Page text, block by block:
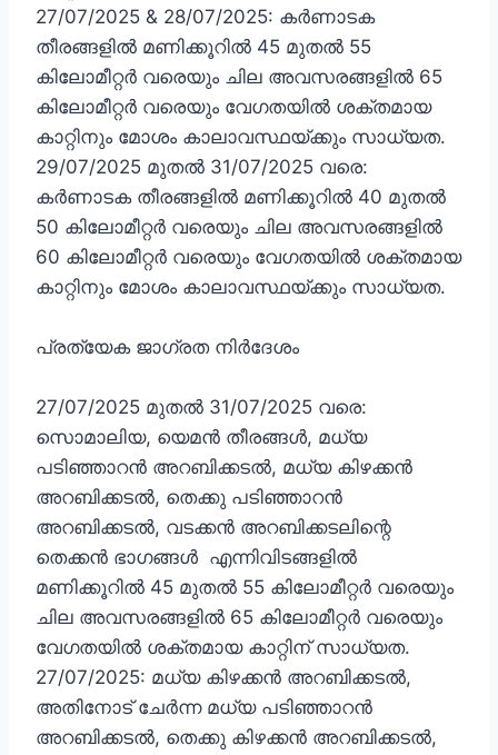
27/07/2025 & 28/07/2025: കർണാടക
തീരങ്ങളിൽ മണിക്കൂറിൽ 45 മുതൽ 55
കിലോമീറ്റർ വരെയും ചില അവസരങ്ങളിൽ 65
കിലോമീറ്റർ വരെയും വേഗതയിൽ ശക്തമായ
കാറ്റിനും മോശം കാലാവസ്ഥയ്ക്കും സാധ്യത.
29/07/2025 മുതൽ 31/07/2025 വരെ:
കർണാടക തീരങ്ങളിൽ മണിക്കൂറിൽ 40 മുതൽ
50 കിലോമീറ്റർ വരെയും ചില അവസരങ്ങളിൽ
60 കിലോമീറ്റർ വരെയും വേഗതയിൽ ശക്തമായ
കാറ്റിനും മോശം കാലാവസ്ഥയ്ക്കും സാധ്യത.
പ്രത്യേക ജാഗ്രത നിർദേശം
27/07/2025 മുതൽ 31/07/2025 വരെ:
സൊമാലിയ, യെമൻ തീരങ്ങൾ, മധ്യ
പടിഞ്ഞാറൻ അറബിക്കടൽ, മധ്യ കിഴക്കൻ
അറബിക്കടൽ, തെക്കു പടിഞ്ഞാറൻ
അറബിക്കടൽ, വടക്കൻ അറബിക്കടലിന്റെ
തെക്കൻ ഭാഗങ്ങൾ എന്നിവിടങ്ങളിൽ
മണിക്കൂറിൽ 45 മുതൽ 55 കിലോമീറ്റർ വരെയും
ചില അവസരങ്ങളിൽ 65 കിലോമീറ്റർ വരെയും
വേഗതയിൽ ശക്തമായ കാറ്റിന് സാധ്യത.
27/07/2025: മധ്യ കിഴക്കൻ അറബിക്കടൽ,
അതിനോട് ചേർന്ന മധ്യ പടിഞ്ഞാറൻ
അറബിക്കടൽ, തെക്കു കിഴക്കൻ അറബിക്കടൽ,